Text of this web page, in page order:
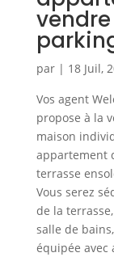
par | 18 Juil,
Vos agent
propose à la
maison
appartement
terrasse
Vous serez
de la
salle de
équipée avec